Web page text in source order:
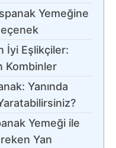
Yemeğine
İyi Eşlikçiler:
Kombinler
Yanında
Yemeği ile
Yan